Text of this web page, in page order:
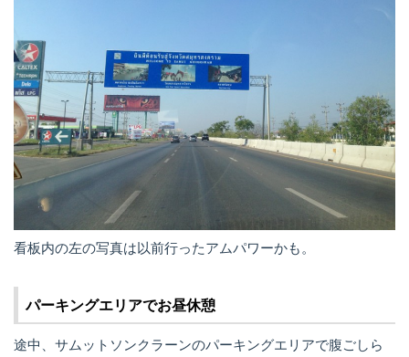
看板内の左の写真は以前行ったアムパワーかも。
パーキングエリアでお昼休憩
途中、サムットソンクラーンのパーキングエリアで腹ごしら